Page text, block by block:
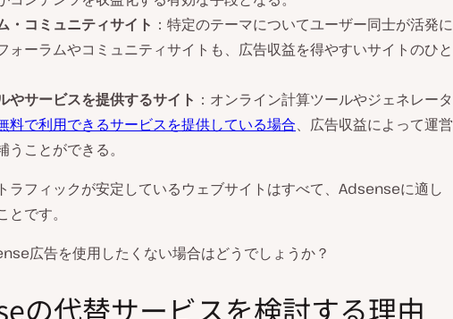
・コミュニティサイト ：特定のテーマについてユーザー同士が活発に
ォーラムやコミュニティサイトも、広告収益を得やすいサイトのひと
やサービスを提供するサイト ：オンライン計算ツールやジェネレータ
料で利用できるサービスを提供している場合、広告収益によって運営
うことができる。
ラフィックが安定しているウェブサイトはすべて、Adsenseに適し
です。
広告を使用したくない場合はどうでしょうか？
の代替サービスを検討する理由